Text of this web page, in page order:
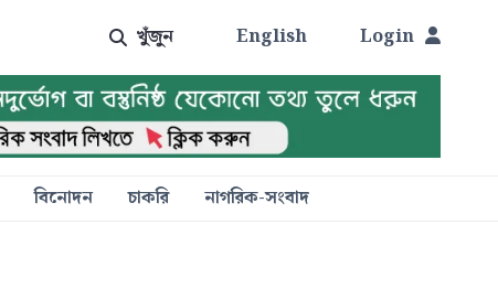
খুঁজুন English Login
বিনোদন চাকরি নাগরিক-সংবাদ